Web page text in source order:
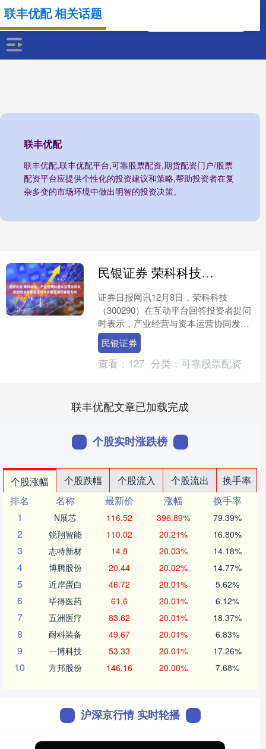
联丰优配
联丰优配,联丰优配平台,可靠股票配资,期货配资门户/股票
配资平台应提供个性化的投资建议和策略,帮助投资者在复
杂多变的市场环境中做出明智的投资决策。
联丰优配 相关话题
民银证券 荣科科技：产业经营与资本运营协同发展的相关部署是公司中长期发展的重要方向
证券日报网讯12月8日，荣科科技
（300290）在互动平台回答投资者提问
时表示，产业经营与资本运营协同发展
的相关部署，是公司中长期发展的重要
方向。公司将结合市场....
民银证券
查看： 127 分类： 可靠股票配资
联丰优配文章已加载完成
个股实时涨跌榜
个股涨幅 个股跌幅 个股流入 个股流出
换手率
排名
名称 最新价 涨幅
换手率
1
N展芯 116.52 396.89% 79.39%
2 锐翔智能 110.02 20.21% 16.80%
3 志特新材 14.8 20.03% 14.18%
4 博腾股份 20.44 20.02% 14.77%
5 近岸蛋白 46.72 20.01% 5.62%
6 毕得医药 61.6 20.01% 6.12%
7 五洲医疗 83.62 20.01% 18.37%
8 耐科装备 49.67 20.01% 6.83%
9 一博科技 53.33 20.01% 17.26%
10 方邦股份 146.16 20.00% 7.68%
沪深京行情 实时轮播